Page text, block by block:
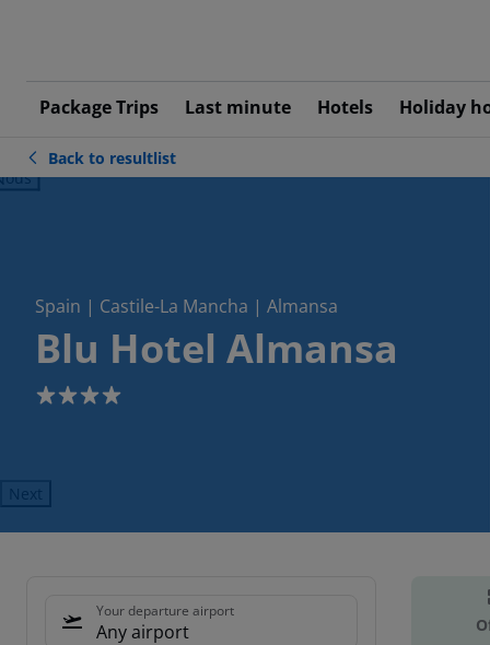
Package Trips Last minute Hotels Holiday
Back to resultlist
Spain | Castile-La Mancha | Almansa
Blu Hotel Almansa
4
Next
Your departure airport
Any airport